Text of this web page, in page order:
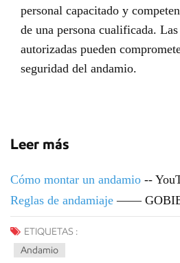
personal capacitado y
de una persona cualificada.
autorizadas pueden
seguridad del andamio.
Leer más
Cómo montar un andamio --
Reglas de andamiaje ——
ETIQUETAS :
Andamio